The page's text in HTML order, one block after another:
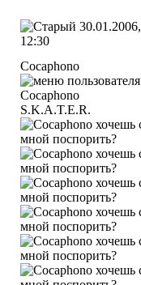
30.01.2006,
12:30
Cocaphono
S.K.A.T.E.R.